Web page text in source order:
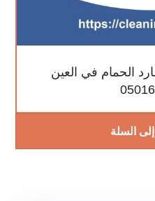
الحمام في العين
السلة